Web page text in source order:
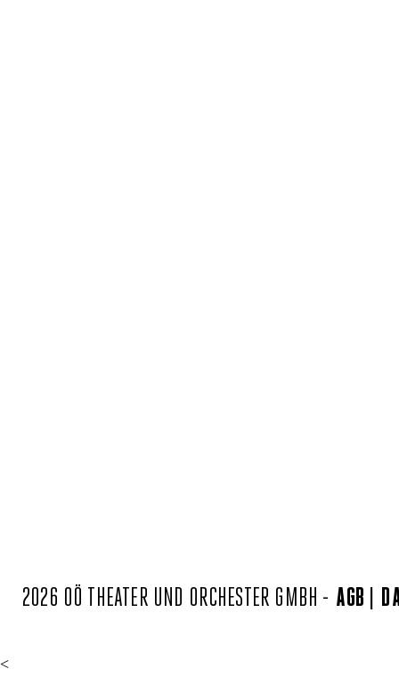
2026 OÖ THEATER UND ORCHESTER GMBH - AGB
<